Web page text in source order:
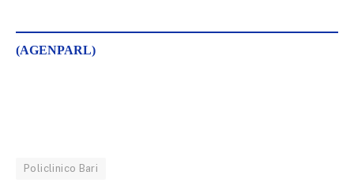
(AGENPARL)
Policlinico Bari